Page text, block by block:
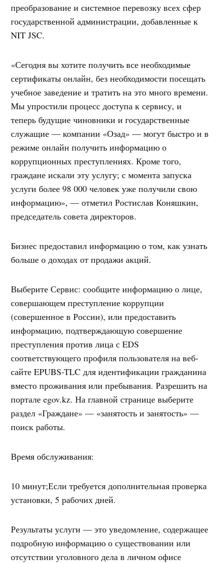
преобразование и системное перевозку всех сфер
государственной администрации, добавленные к
NIT JSC.
«Сегодня вы хотите получить все необходимые
сертификаты онлайн, без необходимости посещать
учебное заведение и тратить на это много времени.
Мы упростили процесс доступа к сервису, и
теперь будущие чиновники и государственные
служащие — компании «Озад» — могут быстро и в
режиме онлайн получить информацию о
коррупционных преступлениях. Кроме того,
граждане искали эту услугу; с момента запуска
услуги более 98 000 человек уже получили свою
информацию», — отметил Ростислав Коняшкин,
председатель совета директоров.
Бизнес предоставил информацию о том, как узнать
больше о доходах от продажи акций.
Выберите Сервис: сообщите информацию о лице,
совершающем преступление коррупции
(совершенное в России), или предоставить
информацию, подтверждающую совершение
преступления против лица с EDS
соответствующего профиля пользователя на веб-
сайте EPUBS-TLC для идентификации гражданина
вместо проживания или пребывания. Разрешить на
портале egov.kz. На главной странице выберите
раздел «Граждане» — «занятость и занятость» —
поиск работы.
Время обслуживания:
10 минут;Если требуется дополнительная проверка
установки, 5 рабочих дней.
Результаты услуги — это уведомление, содержащее
подробную информацию о существовании или
отсутствии уголовного дела в личном офисе